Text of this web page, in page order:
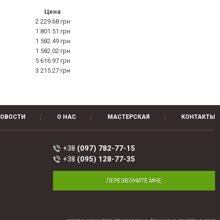
Цена
2 229.68 грн
1 801.51 грн
1 582.49 грн
1 582.02 грн
5 616.97 грн
3 215.27 грн
О НАС МАСТЕРСКАЯ КОНТАКТЫ
+38 (097) 782-77-15
+38 (095) 128-77-35
ПЕРЕЗВОНИТЕ МНЕ